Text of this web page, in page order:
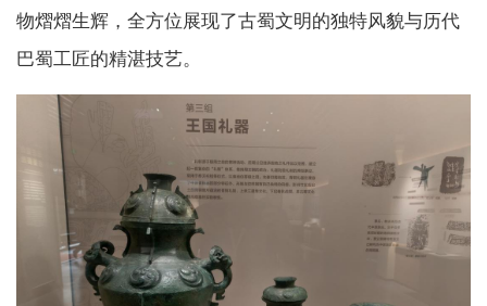
物熠熠生辉，全方位展现了古蜀文明的独特风貌与历代
巴蜀工匠的精湛技艺。